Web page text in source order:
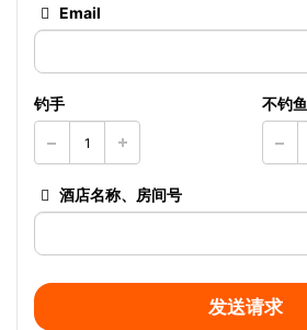
Email
钓手 不钓鱼
酒店名称、房间号
发送请求